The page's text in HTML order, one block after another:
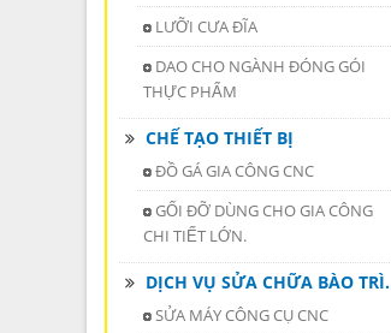
LƯỠI CƯA ĐĨA
DAO CHO NGÀNH ĐÓNG GÓI
THỰC PHẨM
CHẾ TẠO THIẾT BỊ
ĐỒ GÁ GIA CÔNG CNC
GỐI ĐỠ DÙNG CHO GIA CÔNG
CHI TIẾT LỚN.
DỊCH VỤ SỬA CHỮA BÀO TRÌ.
SỬA MÁY CÔNG CỤ CNC